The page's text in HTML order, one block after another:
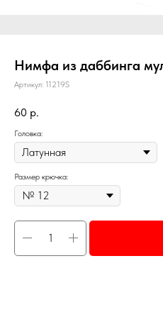
Нимфа из даббинга
Артикул: 11219S
60 р.
Головка:
Размер крючка: